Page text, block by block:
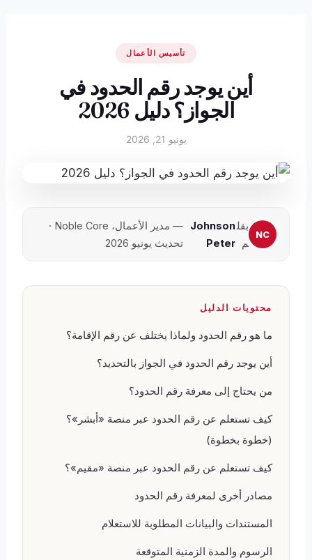
تأسيس الأعمال
أين يوجد رقم الحدود في
الجواز؟ دليل 2026
يونيو 21, 2026
بقل
م
Johnson
Peter
— مدير الأعمال، Noble Core ·
تحديث يونيو 2026
محتويات الدليل
ما هو رقم الحدود ولماذا يختلف عن رقم الإقامة؟
أين يوجد رقم الحدود في الجواز بالتحديد؟
من يحتاج إلى معرفة رقم الحدود؟
كيف تستعلم عن رقم الحدود عبر منصة «أبشر»؟
(خطوة بخطوة)
كيف تستعلم عن رقم الحدود عبر منصة «مقيم»؟
مصادر أخرى لمعرفة رقم الحدود
المستندات والبيانات المطلوبة للاستعلام
الرسوم والمدة الزمنية المتوقعة